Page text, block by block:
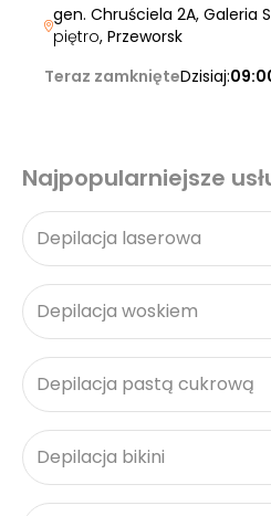
gen. Chruściela 2A, Galeria
piętro, Przeworsk
Teraz zamknięteDzisiaj:
Najpopularniejsze
Depilacja laserowa
Depilacja woskiem
Depilacja pastą cukrową
Depilacja bikini